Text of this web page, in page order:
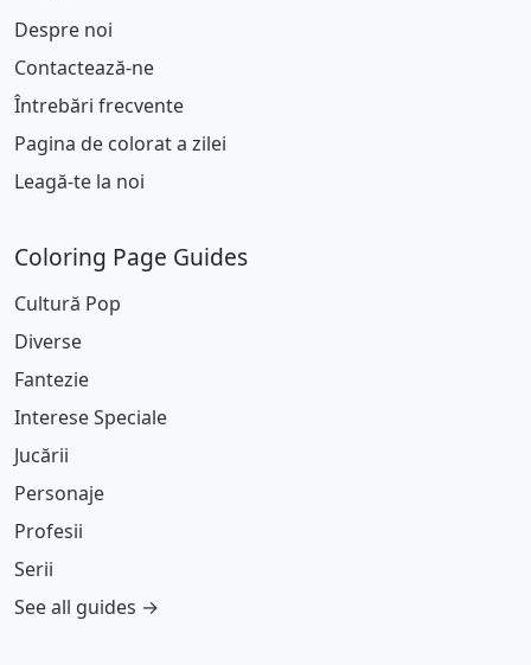
Despre noi
Contactează-ne
Întrebări frecvente
Pagina de colorat a zilei
Leagă-te la noi
Coloring Page Guides
Cultură Pop
Diverse
Fantezie
Interese Speciale
Jucării
Personaje
Profesii
Serii
See all guides →